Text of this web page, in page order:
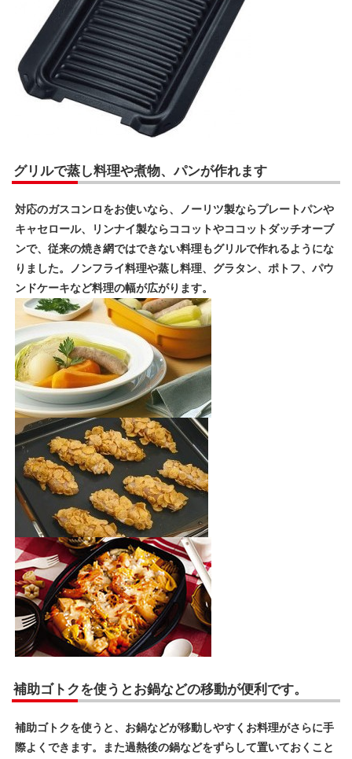
グリルで蒸し料理や煮物、パンが作れます
対応のガスコンロをお使いなら、ノーリツ製ならプレートパンや
キャセロール、リンナイ製ならココットやココットダッチオーブ
ンで、従来の焼き網ではできない料理もグリルで作れるようにな
りました。ノンフライ料理や蒸し料理、グラタン、ポトフ、パウ
ンドケーキなど料理の幅が広がります。
補助ゴトクを使うとお鍋などの移動が便利です。
補助ゴトクを使うと、お鍋などが移動しやすくお料理がさらに手
際よくできます。また過熱後の鍋などをずらして置いておくこと